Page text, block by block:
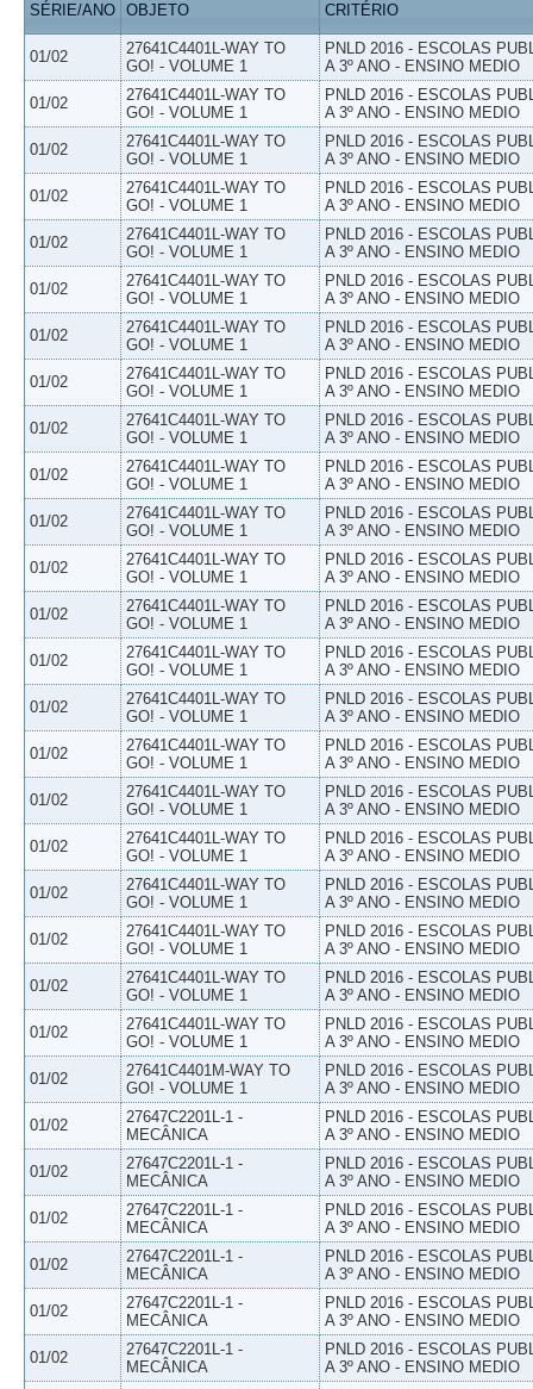
SÉRIE/ANO OBJETO CRITÉRIO
01/02
27641C4401L-WAY TO
GO! - VOLUME 1
PNLD 2016 - ESCOLAS
A 3º ANO - ENSINO MEDIO
01/02
27641C4401L-WAY TO
GO! - VOLUME 1
PNLD 2016 - ESCOLAS
A 3º ANO - ENSINO MEDIO
01/02
27641C4401L-WAY TO
GO! - VOLUME 1
PNLD 2016 - ESCOLAS
A 3º ANO - ENSINO MEDIO
01/02
27641C4401L-WAY TO
GO! - VOLUME 1
PNLD 2016 - ESCOLAS
A 3º ANO - ENSINO MEDIO
01/02
27641C4401L-WAY TO
GO! - VOLUME 1
PNLD 2016 - ESCOLAS
A 3º ANO - ENSINO MEDIO
01/02
27641C4401L-WAY TO
GO! - VOLUME 1
PNLD 2016 - ESCOLAS
A 3º ANO - ENSINO MEDIO
01/02
27641C4401L-WAY TO
GO! - VOLUME 1
PNLD 2016 - ESCOLAS
A 3º ANO - ENSINO MEDIO
01/02
27641C4401L-WAY TO
GO! - VOLUME 1
PNLD 2016 - ESCOLAS
A 3º ANO - ENSINO MEDIO
01/02
27641C4401L-WAY TO
GO! - VOLUME 1
PNLD 2016 - ESCOLAS
A 3º ANO - ENSINO MEDIO
01/02
27641C4401L-WAY TO
GO! - VOLUME 1
PNLD 2016 - ESCOLAS
A 3º ANO - ENSINO MEDIO
01/02
27641C4401L-WAY TO
GO! - VOLUME 1
PNLD 2016 - ESCOLAS
A 3º ANO - ENSINO MEDIO
01/02
27641C4401L-WAY TO
GO! - VOLUME 1
PNLD 2016 - ESCOLAS
A 3º ANO - ENSINO MEDIO
01/02
27641C4401L-WAY TO
GO! - VOLUME 1
PNLD 2016 - ESCOLAS
A 3º ANO - ENSINO MEDIO
01/02
27641C4401L-WAY TO
GO! - VOLUME 1
PNLD 2016 - ESCOLAS
A 3º ANO - ENSINO MEDIO
01/02
27641C4401L-WAY TO
GO! - VOLUME 1
PNLD 2016 - ESCOLAS
A 3º ANO - ENSINO MEDIO
01/02
27641C4401L-WAY TO
GO! - VOLUME 1
PNLD 2016 - ESCOLAS
A 3º ANO - ENSINO MEDIO
01/02
27641C4401L-WAY TO
GO! - VOLUME 1
PNLD 2016 - ESCOLAS
A 3º ANO - ENSINO MEDIO
01/02
27641C4401L-WAY TO
GO! - VOLUME 1
PNLD 2016 - ESCOLAS
A 3º ANO - ENSINO MEDIO
01/02
27641C4401L-WAY TO
GO! - VOLUME 1
PNLD 2016 - ESCOLAS
A 3º ANO - ENSINO MEDIO
01/02
27641C4401L-WAY TO
GO! - VOLUME 1
PNLD 2016 - ESCOLAS
A 3º ANO - ENSINO MEDIO
01/02
27641C4401L-WAY TO
GO! - VOLUME 1
PNLD 2016 - ESCOLAS
A 3º ANO - ENSINO MEDIO
01/02
27641C4401L-WAY TO
GO! - VOLUME 1
PNLD 2016 - ESCOLAS
A 3º ANO - ENSINO MEDIO
01/02
27641C4401M-WAY TO
GO! - VOLUME 1
PNLD 2016 - ESCOLAS
A 3º ANO - ENSINO MEDIO
01/02
27647C2201L-1 -
MECÂNICA
PNLD 2016 - ESCOLAS
A 3º ANO - ENSINO MEDIO
01/02
27647C2201L-1 -
MECÂNICA
PNLD 2016 - ESCOLAS
A 3º ANO - ENSINO MEDIO
01/02
27647C2201L-1 -
MECÂNICA
PNLD 2016 - ESCOLAS
A 3º ANO - ENSINO MEDIO
01/02
27647C2201L-1 -
MECÂNICA
PNLD 2016 - ESCOLAS
A 3º ANO - ENSINO MEDIO
01/02
27647C2201L-1 -
MECÂNICA
PNLD 2016 - ESCOLAS
A 3º ANO - ENSINO MEDIO
01/02
27647C2201L-1 -
MECÂNICA
PNLD 2016 - ESCOLAS
A 3º ANO - ENSINO MEDIO